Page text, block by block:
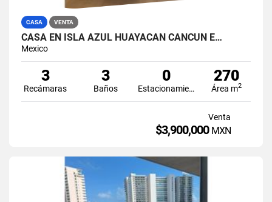
CASA VENTA
CASA EN ISLA AZUL HUAYACAN CANCUN E…
Mexico
3
Recámaras
3
Baños
0
Estacionamiento
270
Área m2
Venta
$3,900,000 MXN